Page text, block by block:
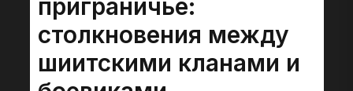
приграничье:
столкновения между
шиитскими кланами и